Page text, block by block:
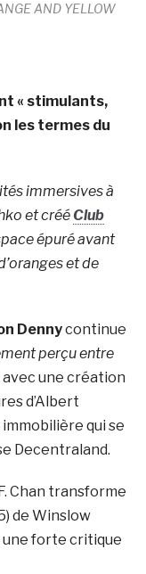
AND YELLOW
« stimulants,
les termes du
immersives à
et créé Club
épuré avant
et de
Dennycontinue
perçu entre
avec une création
d’Albert
qui se
Decentraland.
Chan transforme
de Winslow
une forte critique